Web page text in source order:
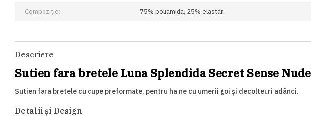
Compoziție: 75% poliamida, 25% elastan
Descriere
Sutien fara bretele Luna Splendida Secret Sense Nude
Sutien fara bretele cu cupe preformate, pentru haine cu umerii goi și decolteuri adânci.
Detalii și Design